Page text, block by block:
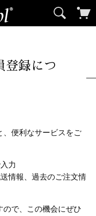
登録につ
、便利なサービスをご
力
情報、過去のご注文情
ので、この機会にぜひ